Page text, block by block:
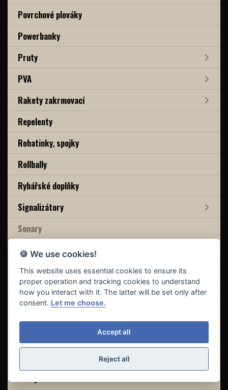
Povrchové plováky
Powerbanky
Pruty
PVA
Rakety zakrmovací
Repelenty
Rohatinky, spojky
Rollbally
Rybářské doplňky
Signalizátory
Sonary
Spacáky
Stojany
Stolky
🍪 We use cookies!
This website uses essential cookies to ensure its
proper operation and tracking cookies to understand
how you interact with it. The latter will be set only after
consent. Let me choose.
Accept all
Reject all